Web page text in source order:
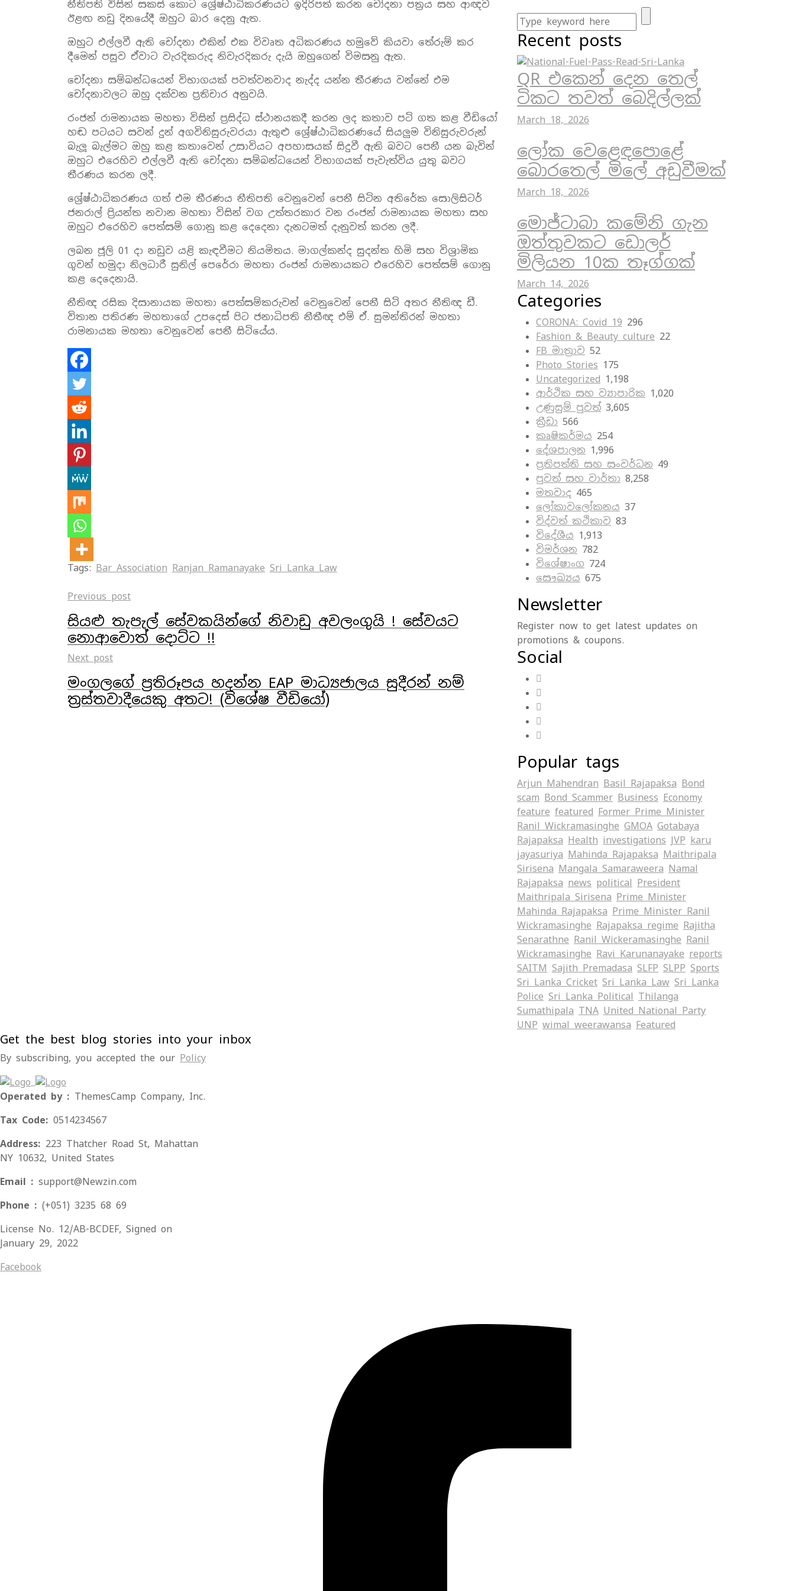
නීතිපති විසින් සකස්‌ කොට ශ්‍රේෂ්ඨාධිකරණයට ඉදිරිපත් කරන චෝදනා පත්‍රය සහ ආඥව
ඊළඟ නඩු දිනයේදී ඔහුට බාර දෙනු ඇත.
ඔහුට එල්ලවී ඇති චෝදනා එකින් එක විවෘත අධිකරණය හමුවේ කියවා තේරුම් කර
දීමෙන් පසුව ඒවාට වැරදිකරුද නිවැරදිකරු දැයි ඔහුගෙන් විමසනු ඇත.
චෝදනා සම්බන්ධයෙන් විභාගයක්‌ පවත්වනවාද නැද්ද යන්න තීරණය වන්නේ එම
චෝදනාවලට ඔහු දක්‌වන ප්‍රතිචාර අනුවයි.
රංජන් රාමනායක මහතා විසින් ප්‍රසිද්ධ ස්‌ථානයකදී කරන ලද කතාව පටි ගත කළ වීඩියෝ
හඬ පටයට සවන් දුන් අගවිනිසුරුවරයා ඇතුළු ශ්‍රේෂ්ඨාධිකරණයේ සියලුම විනිසුරුවරුන්
බැලූ බැල්මට ඔහු කළ කතාවෙන් උසාවියට අපහාසයක්‌ සිදුවී ඇති බවට පෙනී යන බැවින්
ඔහුට එරෙහිව එල්ලවී ඇති චෝදනා සම්බන්ධයෙන් විභාගයක්‌ පැවැත්විය යුතු බවට
තීරණය කරන ලදී.
ශ්‍රේෂ්ඨාධිකරණය ගත් එම තීරණය නීතිපති වෙනුවෙන් පෙනී සිටින අතිරේක සොලිසිටර්
ජනරාල් ප්‍රියන්ත නවාන මහතා විසින් වග උත්තරකාර වන රංජන් රාමනායක මහතා සහ
ඔහුට එරෙහිව පෙත්සම් ගොනු කළ දෙදෙනා දැනටමත් දැනුවත් කරන ලදී.
ලබන ජූලි 01 දා නඩුව යළි කැඳවීමට නියමිතය. මාගල්කන්ද සුදන්ත හිමි සහ විශ්‍රාමික
ගුවන් හමුදා නිලධාරී සුනිල් පෙරේරා මහතා රංජන් රාමනායකට එරෙහිව පෙත්සම් ගොනු
කළ දෙදෙනායි.
නීතිඥ රසික දිසානායක මහතා පෙත්සම්කරුවන් වෙනුවෙන් පෙනී සිටි අතර නීතිඥ ඩී.
විතාන පතිරණ මහතාගේ උපදෙස්‌ පිට ජනාධිපති නීතීඥ එම් ඒ. සුමන්තිරන් මහතා
රාමනායක මහතා වෙනුවෙන් පෙනී සිටියේය.
Tags: Bar Association Ranjan Ramanayake Sri Lanka Law
Previous post
සියළු තැපැල් සේවකයින්ගේ නිවාඩු අවලංගුයි ! සේවයට
නොආවොත් දොට්ට !!
Next post
මංගලගේ ප්‍රතිරූපය හදන්න EAP මාධ්‍යජාලය සුදීරන් නම්
ත්‍රස්තවාදීයෙකු අතට! (විශේෂ වීඩියෝ)
Recent posts
QR එකෙන් දෙන තෙල්
ටිකට තවත් බෙදිල්ලක්
March 18, 2026
ලෝක වෙළෙඳපොළේ
බොරතෙල් මිලේ අඩුවීමක්
March 18, 2026
මොජ්ටාබා කමේනි ගැන
ඔත්තුවකට ඩොලර්
මිලියන 10ක තෑග්ගක්
March 14, 2026
Categories
CORONA: Covid 19 296
Fashion & Beauty culture 22
FB මාත්‍රාව 52
Photo Stories 175
Uncategorized 1,198
ආර්ථික සහ ව්‍යාපාරික 1,020
උණුසුම් පුවත් 3,605
ක්‍රීඩා 566
කෘෂිකර්මය 254
දේශපාලන 1,996
ප්‍රතිපත්ති සහ සංවර්ධන 49
පුවත් සහ වාර්තා 8,258
මතවාද 465
ලෝකාවලෝකනය 37
විද්වත් කථිකාව 83
විදේශීය 1,913
විමර්ශන 782
විශේෂාංග 724
සෞඛ්‍යය 675
Newsletter
Register now to get latest updates on
promotions & coupons.
Social
Popular tags
Arjun Mahendran Basil Rajapaksa Bond
scam Bond Scammer Business Economy
feature featured Former Prime Minister
Ranil Wickramasinghe GMOA Gotabaya
Rajapaksa Health investigations JVP karu
jayasuriya Mahinda Rajapaksa Maithripala
Sirisena Mangala Samaraweera Namal
Rajapaksa news political President
Maithripala Sirisena Prime Minister
Mahinda Rajapaksa Prime Minister Ranil
Wickramasinghe Rajapaksa regime Rajitha
Senarathne Ranil Wickeramasinghe Ranil
Wickramasinghe Ravi Karunanayake reports
SAITM Sajith Premadasa SLFP SLPP Sports
Sri Lanka Cricket Sri Lanka Law Sri Lanka
Police Sri Lanka Political Thilanga
Sumathipala TNA United National Party
UNP wimal weerawansa ‍Featured
Get the best blog stories into your inbox
By subscribing, you accepted the our Policy
Operated by : ThemesCamp Company, Inc.
Tax Code: 0514234567
Address: 223 Thatcher Road St, Mahattan
NY 10632, United States
Email : support@Newzin.com
Phone : (+051) 3235 68 69
License No. 12/AB-BCDEF, Signed on
January 29, 2022
Facebook